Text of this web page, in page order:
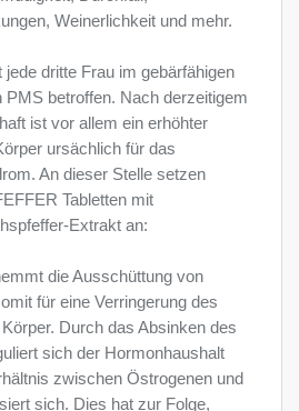
Weinerlichkeit und mehr.
dritte Frau im gebärfähigen
PMS betroffen. Nach derzeitigem
ist vor allem ein erhöhter
ursächlich für das
An dieser Stelle setzen
Tabletten mit
Extrakt an:
die Ausschüttung von
für eine Verringerung des
Durch das Absinken des
sich der Hormonhaushalt
zwischen Östrogenen und
sich. Dies hat zur Folge,